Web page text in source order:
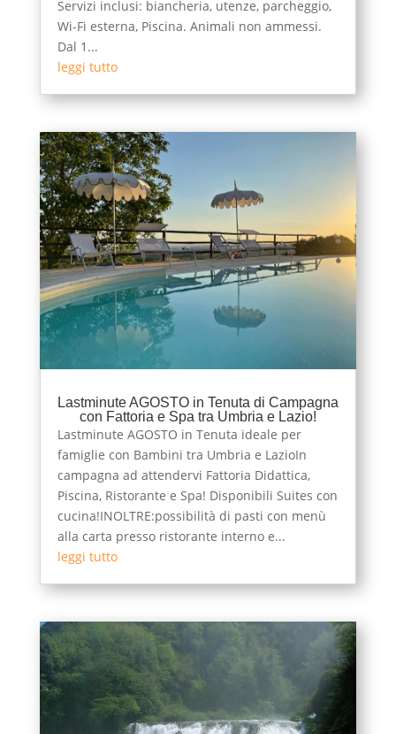
Servizi inclusi: biancheria, utenze, parcheggio,
Wi-Fi esterna, Piscina. Animali non ammessi.
Dal 1...
leggi tutto
Lastminute AGOSTO in Tenuta di Campagna
con Fattoria e Spa tra Umbria e Lazio!
Lastminute AGOSTO in Tenuta ideale per
famiglie con Bambini tra Umbria e LazioIn
campagna ad attendervi Fattoria Didattica,
Piscina, Ristorante e Spa! Disponibili Suites con
cucina!INOLTRE:possibilità di pasti con menù
alla carta presso ristorante interno e...
leggi tutto